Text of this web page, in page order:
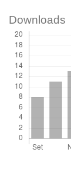
Downloads